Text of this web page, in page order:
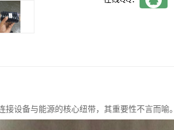
设备与能源的核心纽带，其重要性不言而喻。